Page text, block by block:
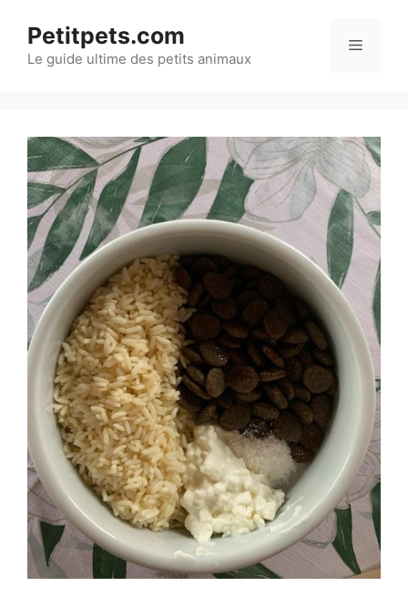
contenu
Petitpets.com
Le guide ultime des petits animaux
Menu